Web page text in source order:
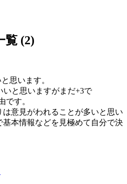
覧 (2)
思います。
いと思いますがまだ+3で
す。
意見がわれることが多いと思い
基本情報などを見極めて自分で決